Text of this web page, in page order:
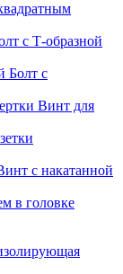
с Т-образной
Болт с
Винт для
с накатанной
в головке